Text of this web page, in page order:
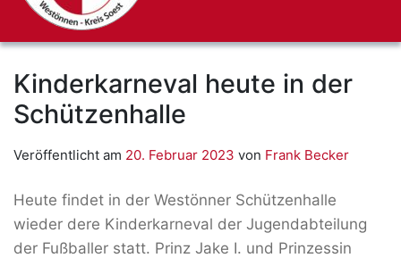
Kinderkarneval heute in der
Schützenhalle
Veröffentlicht am 20. Februar 2023 von Frank Becker
Heute findet in der Westönner Schützenhalle
wieder dere Kinderkarneval der Jugendabteilung
der Fußballer statt. Prinz Jake I. und Prinzessin